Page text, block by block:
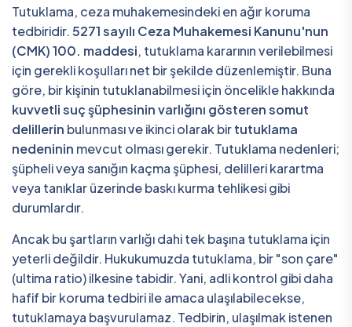
Tutuklama, ceza muhakemesindeki en ağır koruma
tedbiridir.5271 sayılı Ceza Muhakemesi Kanunu'nun
(CMK) 100. maddesi, tutuklama kararının verilebilmesi
için gerekli koşulları net bir şekilde düzenlemiştir. Buna
göre, bir kişinin tutuklanabilmesi için öncelikle hakkında
kuvvetli suç şüphesinin varlığını gösteren somut
delillerin bulunması ve ikinci olarak birtutuklama
nedeninin mevcut olması gerekir. Tutuklama nedenleri;
şüpheli veya sanığın kaçma şüphesi, delilleri karartma
veya tanıklar üzerinde baskı kurma tehlikesi gibi
durumlardır.
Ancak bu şartların varlığı dahi tek başına tutuklama için
yeterli değildir. Hukukumuzda tutuklama, bir "son çare"
(ultima ratio) ilkesine tabidir. Yani, adli kontrol gibi daha
hafif bir koruma tedbiri ile amaca ulaşılabilecekse,
tutuklamaya başvurulamaz. Tedbirin, ulaşılmak istenen